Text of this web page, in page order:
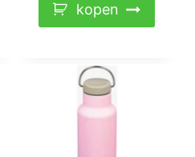
kopen